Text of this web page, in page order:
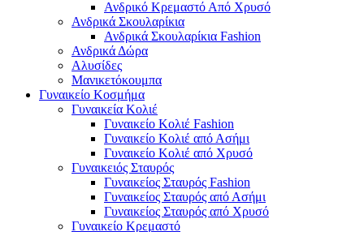
Ανδρικό Κρεμαστό Από Χρυσό
Ανδρικά Σκουλαρίκια
Ανδρικά Σκουλαρίκια Fashion
Ανδρικά Δώρα
Αλυσίδες
Μανικετόκουμπα
Γυναικείο Κοσμήμα
Γυναικεία Κολιέ
Γυναικείο Κολιέ Fashion
Γυναικείο Κολιέ από Ασήμι
Γυναικείο Κολιέ από Χρυσό
Γυναικειός Σταυρός
Γυναικείος Σταυρός Fashion
Γυναικείος Σταυρός από Ασήμι
Γυναικείος Σταυρός από Χρυσό
Γυναικείο Κρεμαστό